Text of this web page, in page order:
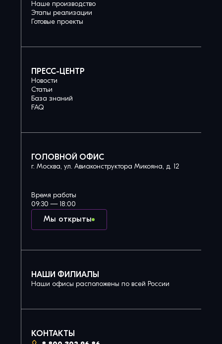
Наше производство
Этапы реализации
Готовые проекты
ПРЕСС-ЦЕНТР
Новости
Статьи
База знаний
FAQ
ГОЛОВНОЙ ОФИС
г. Москва, ул. Авиаконструктора Микояна, д. 12
Мы открыты
Время работы
09:30 — 18:00
НАШИ ФИЛИАЛЫ
Наши офисы расположены по всей России
КОНТАКТЫ